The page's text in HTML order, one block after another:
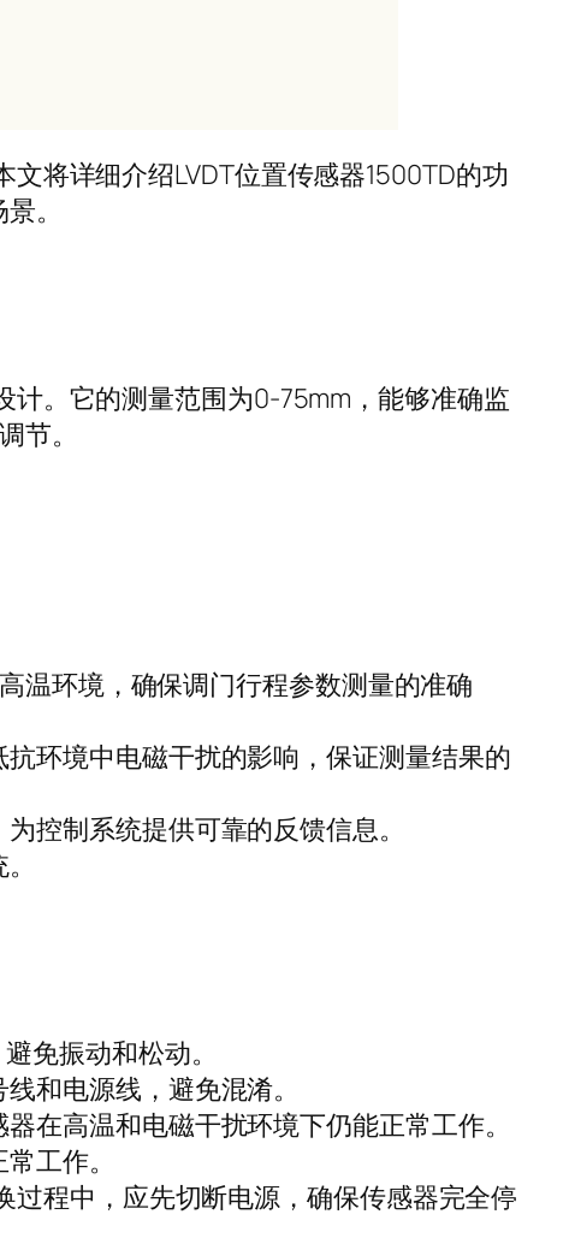
文将详细介绍LVDT位置传感器1500TD的功
。
计。它的测量范围为0-75mm ，能够准确监
节。
温环境，确保调门行程参数测量的准确
环境中电磁干扰的影响，保证测量结果的
控制系统提供可靠的反馈信息。
免振动和松动。
和电源线，避免混淆。
在高温和电磁干扰环境下仍能正常工作。
工作。
程中，应先切断电源，确保传感器完全停